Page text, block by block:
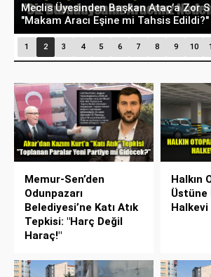
Eskişehir’de Su Fiyatları Rekora
Suyu 100 TL Sınırını Aştı!
1 2 3 4 5 6 7 8 9 10
Memur-Sen’den
Odunpazarı
Belediyesi’ne Katı Atık
Tepkisi: "Harç Değil
Haraç!"
Halkın
Üstüne
Halkevi